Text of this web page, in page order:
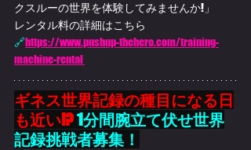
クスルーの世界を体験してみませんか!」
レンタル料の詳細はこちら
🔗https://www.pushup-thehero.com/training-
machine-rental
ギネス世界記録の種目になる日
も近い!? 1分間腕立て伏せ世界
記録挑戦者募集！